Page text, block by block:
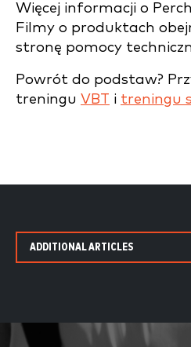
Więcej informacji o
Filmy o produktach
stronę pomocy
Powrót do podstaw?
treningu VBT i treningu
ADDITIONAL ARTICLES